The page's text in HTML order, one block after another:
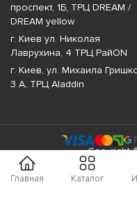
Главная Каталог
проспект, 1Б, ТРЦ DREAM /
DREAM yellow
г. Киев ул. Николая
Лаврухина, 4 ТРЦ РайON
г. Киев, ул. Михаила
3 А, ТРЦ Aladdin
Copyright